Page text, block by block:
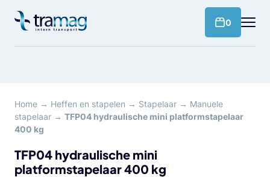
naar
0
Home → Heffen en stapelen → Stapelaar → Manuele
stapelaar → TFP04 hydraulische mini platformstapelaar
400 kg
TFP04 hydraulische mini
platformstapelaar 400 kg